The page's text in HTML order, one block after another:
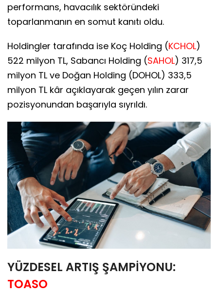
performans, havacılık sektöründeki
toparlanmanın en somut kanıtı oldu.
Holdingler tarafında ise Koç Holding (KCHOL)
522 milyon TL, Sabancı Holding (SAHOL) 317,5
milyon TL ve Doğan Holding (DOHOL) 333,5
milyon TL kâr açıklayarak geçen yılın zarar
pozisyonundan başarıyla sıyrıldı.
YÜZDESEL ARTIŞ ŞAMPİYONU:
TOASO